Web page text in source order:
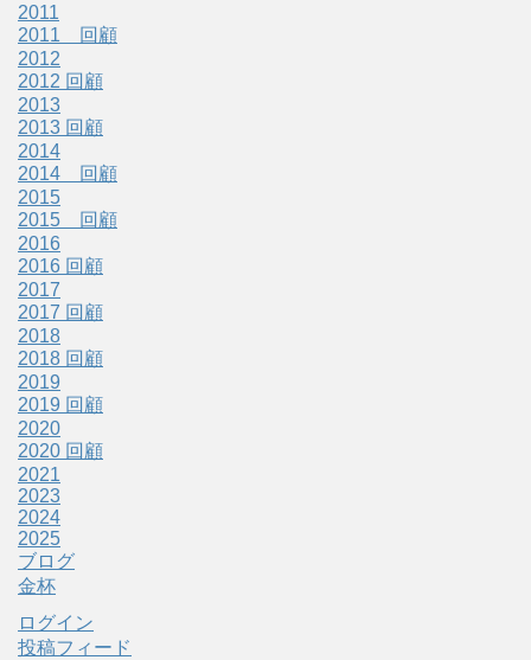
2011
2011 回顧
2012
2012 回顧
2013
2013 回顧
2014
2014 回顧
2015
2015 回顧
2016
2016 回顧
2017
2017 回顧
2018
2018 回顧
2019
2019 回顧
2020
2020 回顧
2021
2023
2024
2025
ブログ
金杯
ログイン
投稿フィード